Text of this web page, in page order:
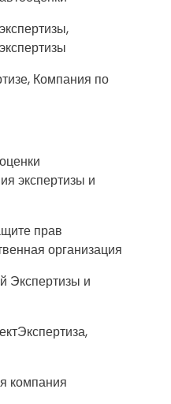
Компания по
экспертизы и
прав
организация
Экспертизы и
компания